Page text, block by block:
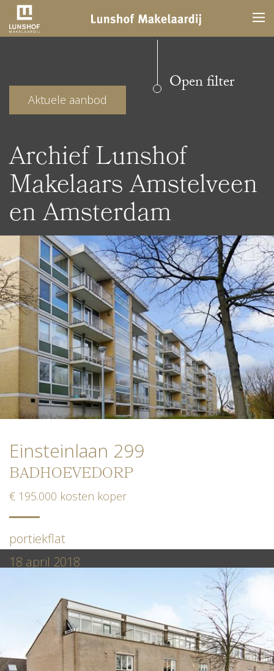
Aktuele aanbod
Open filter
Archief Lunshof
Makelaars Amstelveen
en Amsterdam
Einsteinlaan 299
BADHOEVEDORP
€ 195.000 kosten koper
portiekflat
18 april 2018